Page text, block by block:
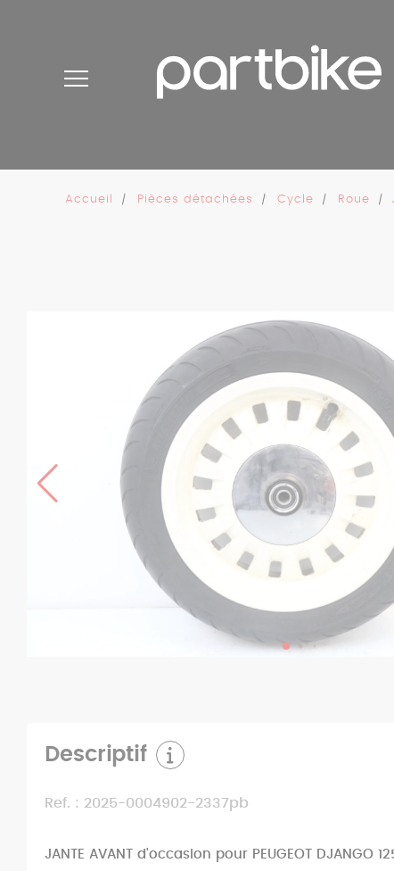
Accueil Pièces détachées Cycle Roue
Descriptif
Ref. : 2025-0004902-2337pb
JANTE AVANT d'occasion pour PEUGEOT DJANGO